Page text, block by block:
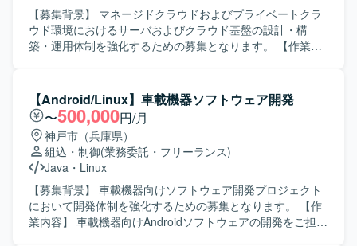
【募集背景】 マネージドクラウドおよびプライベートクラ
ウド環境におけるサーバおよびクラウド基盤の設計・構
築・運用体制を強化するための募集となります。 【作業内
いただきます。 ロードバランサーやベアメタルサーバ、ス
トレージの対応を行っていただきます。 プライベートクラ
ウドおよびパブリッククラウド基盤の運用をご担当いただ
きます。 AWS基盤の設計・構築・運用対応を行っていただ
きます。 【求める人物像】 インフラ基盤を一人称で対応で
きるサーバエンジニアとして主体的に業務を遂行できる方
を求めております。 チームメンバーと連携しながら安定し
た基盤運用に取り組める方を求めております。 【ポジショ
ンの魅力】 マネージドクラウドおよびプライベートクラウ
【Android/Linux】車載機器ソフトウェア開発
〜500,000円/月
神戸市（兵庫県）
組込・制御(業務委託・フリーランス)
Java ・ Linux
【募集背景】 車載機器向けソフトウェア開発プロジェクト
において開発体制を強化するための募集となります。 【作
業内容】 車載機器向けAndroidソフトウェアの開発をご担当